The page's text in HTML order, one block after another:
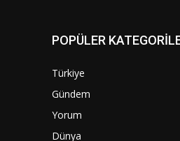
POPÜLER
Türkiye
Gündem
Yorum
Dünya